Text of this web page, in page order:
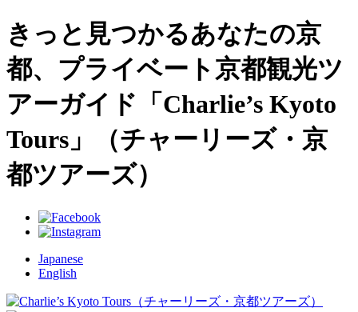
きっと見つかるあなたの京
都、プライベート京都観光ツ
アーガイド「Charlie’s Kyoto
Tours」（チャーリーズ・京
都ツアーズ）
Japanese
English